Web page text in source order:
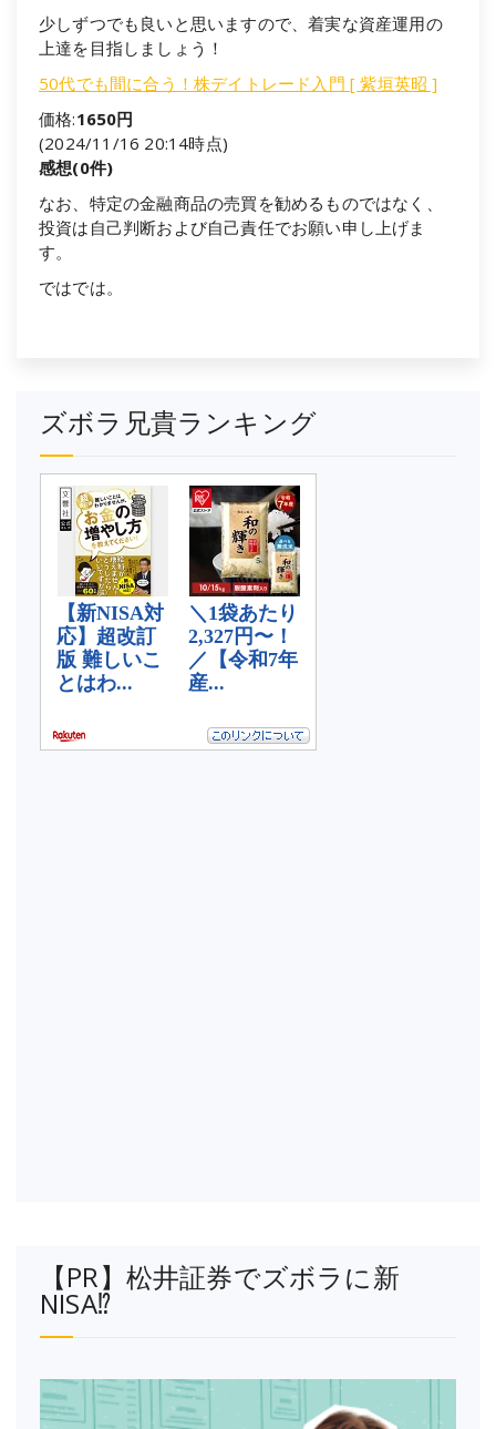
少しずつでも良いと思いますので、着実な資産運用の
上達を目指しましょう！
50代でも間に合う！株デイトレード入門 [ 紫垣英昭 ]
価格:1650円
(2024/11/16 20:14時点)
感想(0件)
なお、特定の金融商品の売買を勧めるものではなく、
投資は自己判断および自己責任でお願い申し上げま
す。
ではでは。
ズボラ兄貴ランキング
【PR】松井証券でズボラに新
NISA⁉